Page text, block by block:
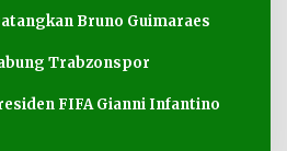
Bruno Guimaraes
Trabzonspor
FIFA Gianni Infantino